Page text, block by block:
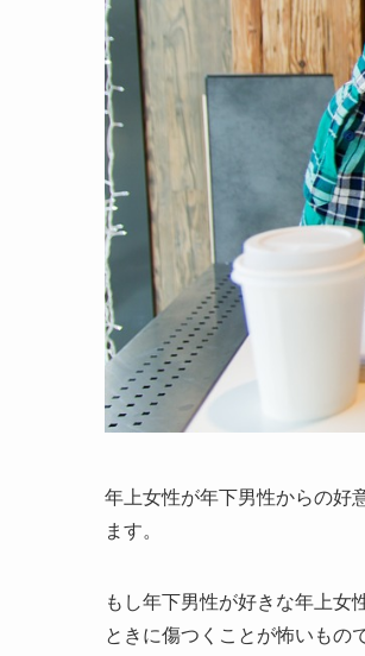
年上女性が年下男性からの好
ます。
もし年下男性が好きな年上女
ときに傷つくことが怖いもの